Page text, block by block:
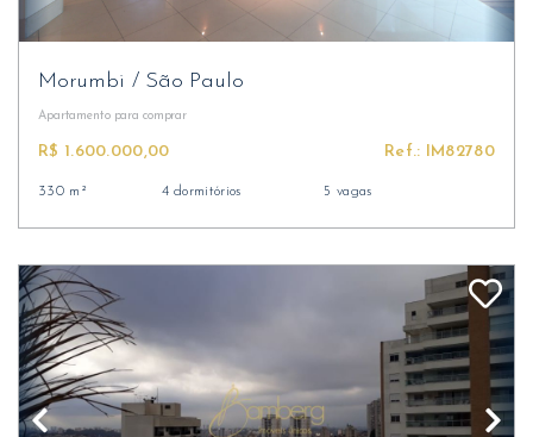
Morumbi / São Paulo
Apartamento para comprar
R$ 1.600.000,00 Ref.: IM82780
330 m² 4 dormitórios 5 vagas